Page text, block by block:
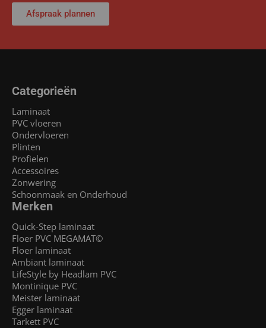
Afspraak plannen
Categorieën
Laminaat
PVC vloeren
Ondervloeren
Plinten
Profielen
Accessoires
Zonwering
Schoonmaak en Onderhoud
Merken
Quick-Step laminaat
Floer PVC MEGAMAT©
Floer laminaat
Ambiant laminaat
LifeStyle by Headlam PVC
Montinique PVC
Meister laminaat
Egger laminaat
Tarkett PVC